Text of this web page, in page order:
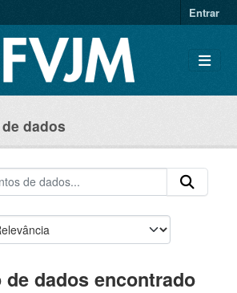
Entrar
dados
dados encontrado